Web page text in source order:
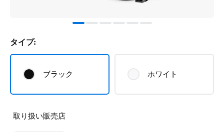
タイプ:
ブラック ホワイト
取り扱い販売店